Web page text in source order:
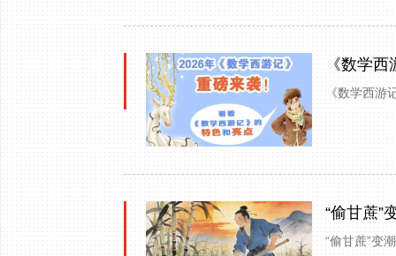
《数学西
《数学西游
“偷甘蔗”
“偷甘蔗”变